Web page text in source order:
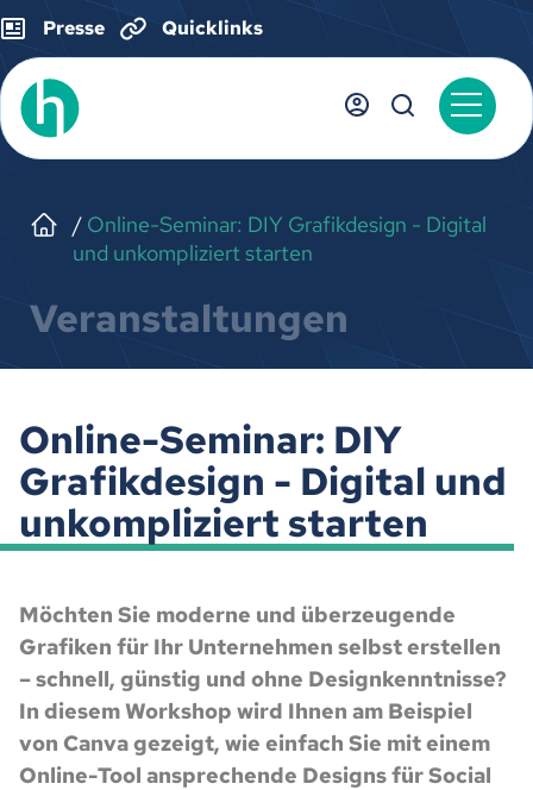
Presse Quicklinks
Online-Seminar: DIY Grafikdesign - Digital
und unkompliziert starten
Veranstaltungen
Online-Seminar: DIY
Grafikdesign - Digital und
unkompliziert starten
Möchten Sie moderne und überzeugende
Grafiken für Ihr Unternehmen selbst erstellen
– schnell, günstig und ohne Designkenntnisse?
In diesem Workshop wird Ihnen am Beispiel
von Canva gezeigt, wie einfach Sie mit einem
Online-Tool ansprechende Designs für Social